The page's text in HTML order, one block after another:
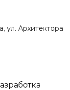
ул. Архитектора